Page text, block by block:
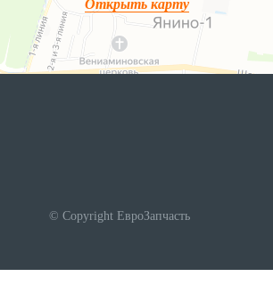
Открыть карту
© Copyright ЕвроЗапчасть